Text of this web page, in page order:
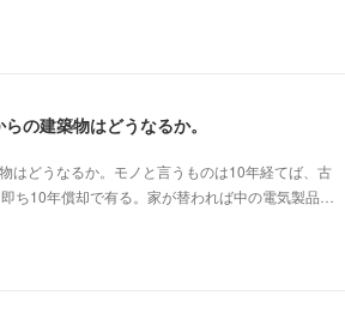
の建築物はどうなるか。
はどうなるか。モノと言うものは10年経てば、古
ち10年償却で有る。家が替われば中の電気製品…